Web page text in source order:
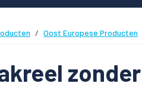
Oost Europese Producten